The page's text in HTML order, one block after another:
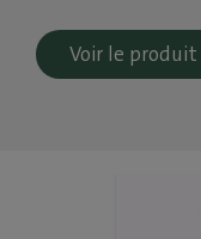
Voir le produit